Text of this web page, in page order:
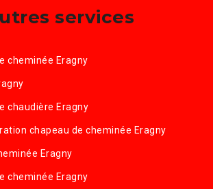
services
cheminée Eragny
chaudière Eragny
chapeau de cheminée Eragny
Eragny
cheminée Eragny